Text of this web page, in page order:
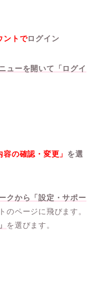
ントでログイン
ューを開いて「ログイ
容の確認・変更」 を選
クから「設定・サポー
のページに飛びます。
を選びます。